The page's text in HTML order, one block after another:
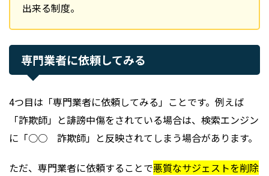
出来る制度。
専門業者に依頼してみる
4つ目は「専門業者に依頼してみる」ことです。例えば
「詐欺師」と誹謗中傷をされている場合は、検索エンジン
に「○○ 詐欺師」と反映されてしまう場合があります。
ただ、専門業者に依頼することで悪質なサジェストを削除